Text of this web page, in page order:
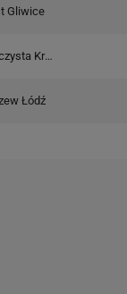
Gliwice
Wieczysta Kraków
Łódź